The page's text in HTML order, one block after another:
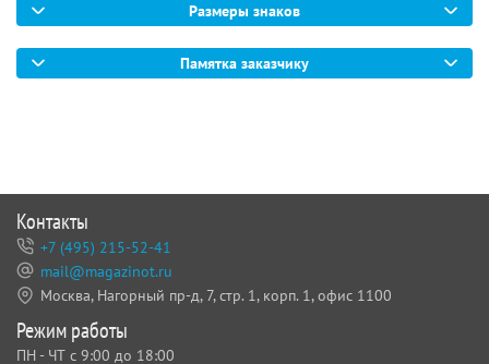
Размеры знаков
Памятка заказчику
Контакты
+7 (495) 215-52-41
mail@magazinot.ru
Москва, Нагорный пр-д, 7, стр. 1, корп. 1, офис 1100
Режим работы
ПН - ЧТ с 9:00 до 18:00